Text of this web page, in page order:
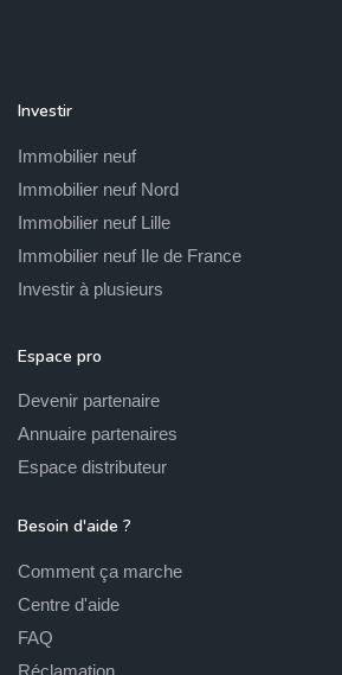
Investir
Immobilier neuf
Immobilier neuf Nord
Immobilier neuf Lille
Immobilier neuf Ile de France
Investir à plusieurs
Espace pro
Devenir partenaire
Annuaire partenaires
Espace distributeur
Besoin d'aide ?
Comment ça marche
Centre d'aide
FAQ
Réclamation